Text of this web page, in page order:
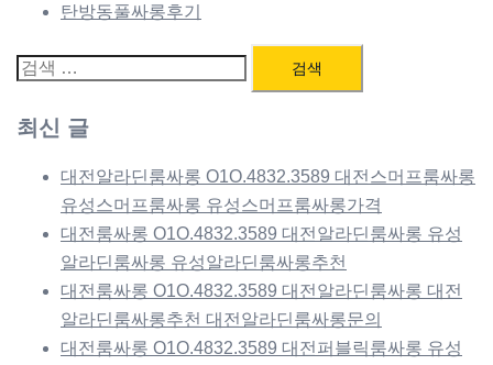
탄방동풀싸롱후기
검
최신 글
대전알라딘룸싸롱 O1O.4832.3589 대전스머프룸싸롱
유성스머프룸싸롱 유성스머프룸싸롱가격
대전룸싸롱 O1O.4832.3589 대전알라딘룸싸롱 유성
알라딘룸싸롱 유성알라딘룸싸롱추천
대전룸싸롱 O1O.4832.3589 대전알라딘룸싸롱 대전
알라딘룸싸롱추천 대전알라딘룸싸롱문의
대전룸싸롱 O1O.4832.3589 대전퍼블릭룸싸롱 유성